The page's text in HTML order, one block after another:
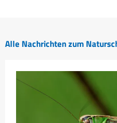
Alle Nachrichten zum